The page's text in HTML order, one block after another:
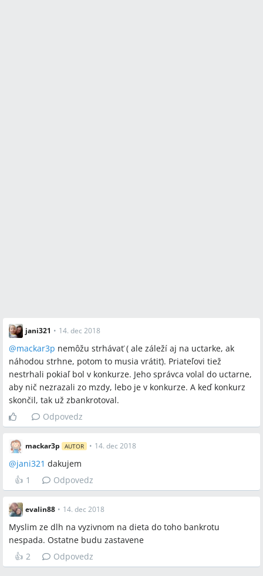
jani321 • 14. dec 2018
@mackar3p nemôžu strhávať ( ale záleží aj na uctarke, ak
náhodou strhne, potom to musia vrátiť). Priateľovi tiež
nestrhali pokiaľ bol v konkurze. Jeho správca volal do uctarne,
aby nič nezrazali zo mzdy, lebo je v konkurze. A keď konkurz
skončil, tak už zbankrotoval.
Odpovedz
mackar3p AUTOR • 14. dec 2018
@jani321 dakujem
👍 1 Odpovedz
evalin88 • 14. dec 2018
Myslim ze dlh na vyzivnom na dieta do toho bankrotu
nespada. Ostatne budu zastavene
👍 2 Odpovedz